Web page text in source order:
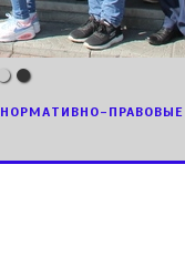
НОРМАТИВНО-